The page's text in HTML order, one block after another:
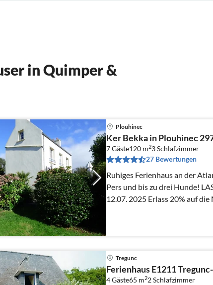
in Quimper &
Plouhinec
Ker Bekka in Plouhinec
7 Gäste120 m23Schlafzimmer
27 Bewertungen
Ruhiges Ferienhaus an der
Pers und bis zu drei Hunde!
12.07. 2025 Erlass 20% auf die
Tregunc
Ferienhaus E1211
4 Gäste65 m22Schlafzimmer